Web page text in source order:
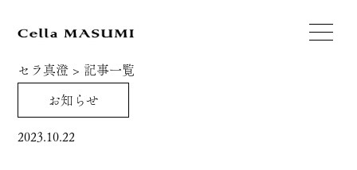
セラ真澄 > 記事一覧
お知らせ
2023.10.22